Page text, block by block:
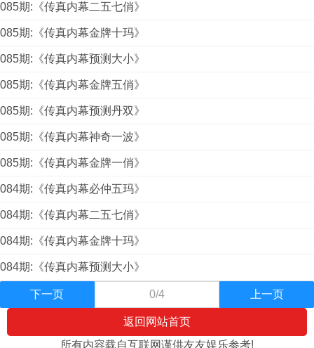
085期:《传真内幕二五七俏》
085期:《传真内幕金牌十玛》
085期:《传真内幕预测大小》
085期:《传真内幕金牌五俏》
085期:《传真内幕预测丹双》
085期:《传真内幕神奇一波》
085期:《传真内幕金牌一俏》
084期:《传真内幕必仲五玛》
084期:《传真内幕二五七俏》
084期:《传真内幕金牌十玛》
084期:《传真内幕预测大小》
下一页 0/4 上一页
返回网站首页
所有内容载自互联网谨供友友娱乐参考!